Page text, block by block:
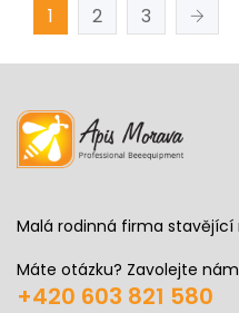
1 2 3
Malá rodinná firma stavějící
Máte otázku? Zavolejte nám
+420 603 821 580